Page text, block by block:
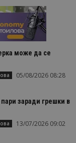
може да се
05/08/2026 08:28
заради грешки в
13/07/2026 09:02